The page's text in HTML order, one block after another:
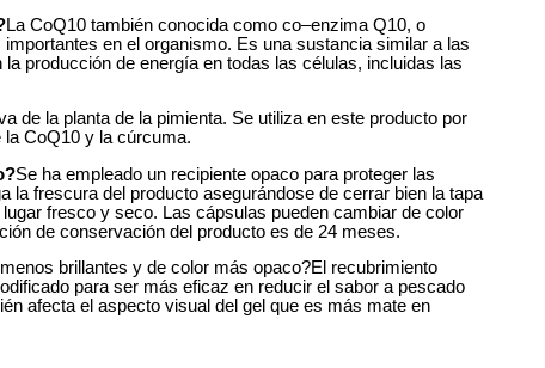
La CoQ10 también conocida como co–enzima Q10, o
en el organismo. Es una sustancia similar a las
producción de energía en todas las células, incluidas las
de la planta de la pimienta. Se utiliza en este producto por
CoQ10 y la cúrcuma.
Se ha empleado un recipiente opaco para proteger las
la frescura del producto asegurándose de cerrar bien la tapa
fresco y seco. Las cápsulas pueden cambiar de color
de conservación del producto es de 24 meses.
brillantes y de color más opaco?El recubrimiento
para ser más eficaz en reducir el sabor a pescado
afecta el aspecto visual del gel que es más mate en